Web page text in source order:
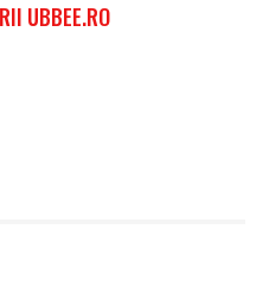
UBBEE.RO